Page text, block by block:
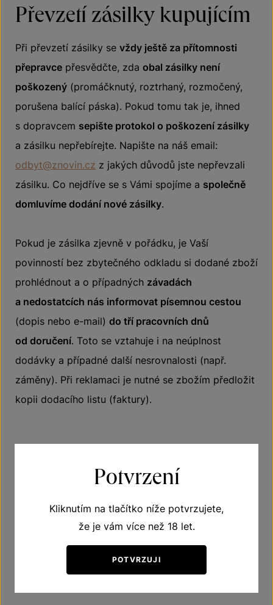
Převzetí zásilky kupujícím
Při převzetí zásilky se vždy ještě za přítomnosti
přepravce přesvědčte, zda obal zásilky není
poškozený (promáčknutý, roztrhaný, rozmočený,
porušena balící páska). Pokud tomu tak je, ihned
s dopravcem sepište protokol o poškození zásilky
a zásilku nepřebírejte. Napište na náš email:
odbyt@znovin.cz z jakých důvodů jste nepřevzali
zásilku. Co nejdříve se s Vámi spojíme a společně
domluvíme dodání nové zásilky.
Pokud je zásilka zjevně v pořádku, je Vaší
povinností bez zbytečného odkladu si dodané zboží
prohlédnout a o případných závadách
a nedostatcích nás informovat písemnou cestou
(dopis nebo e-mail) do tří pracovních dnů
od doručení. Toto se vztahuje i na neúplnost
dodávky a případné další nesrovnalosti (např.
záměny). Při reklamaci je nutné se zbožím předložit
kopii dodacího listu (faktury).
Reklamace budou vyřízeny v souladu s právním
řádem ČR, a to do 30 dnů od obdržení reklamace
(zásilky). Veškeré reklamace musí být bezodkladně
uplatněny, a to telefonicky, případně e-mailem nebo
osobně na adrese Šatov 404, 671 22 Šatov
Potvrzení
Kliknutím na tlačítko níže potvrzujete,
že je vám více než 18 let.
POTVRZUJI